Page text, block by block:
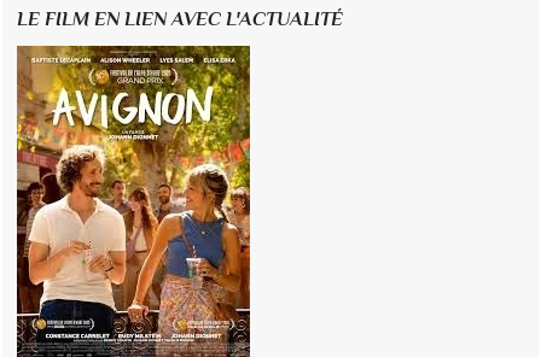
LE FILM EN LIEN AVEC L'ACTUALITÉ